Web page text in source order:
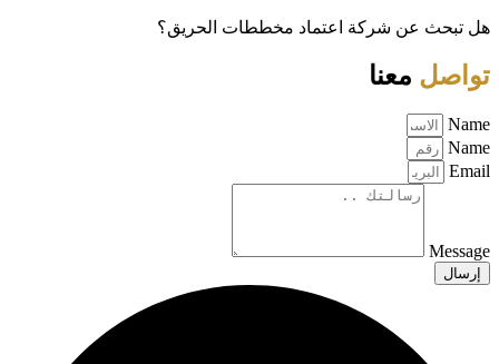
هل تبحث عن شركة اعتماد مخططات الحريق؟
تواصل معنا
Name
Name
Email
Message
إرسال